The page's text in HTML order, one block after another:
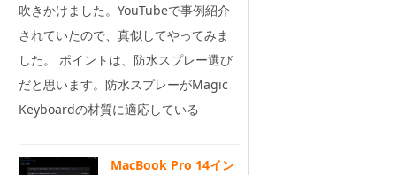
吹きかけました。YouTubeで事例紹介
されていたので、真似してやってみま
した。 ポイントは、防水スプレー選び
だと思います。防水スプレーがMagic
Keyboardの材質に適応している
MacBook Pro 14イン